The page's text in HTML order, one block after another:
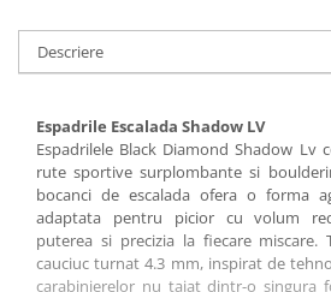
Descriere
Espadrile Escalada Shadow LV
Espadrilele Black Diamond Shadow Lv
rute sportive surplombante si
bocanci de escalada ofera o forma
adaptata pentru picior cu volum
puterea si precizia la fiecare miscare.
cauciuc turnat 4.3 mm, inspirat de
carabinierelor nu taiat dintr-o singura